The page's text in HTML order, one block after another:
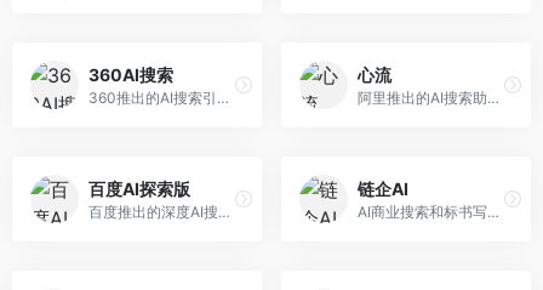
360AI搜索
360推出的AI搜索引擎，专注于安全智能搜索。面向普通用户，提供智能问答、网页搜索、内容整理等服务，安全防护能力强。
心流
阿里推出的AI搜索助手，专注于智能信息获取。面向普通用户，提供智能搜索、内容整理、知识问答等服务，与阿里生态深度整合。
百度AI探索版
百度推出的深度AI搜索引擎，整合百度知识图谱。面向中文用户，提供智能问答、知识探索、内容生成等服务，知识覆盖面广。
链企AI
AI商业搜索和标书写作工具，专注于企业服务场景。面向企业用户，提供商业信息搜索、标书生成、企业分析等服务，商业信息专业。